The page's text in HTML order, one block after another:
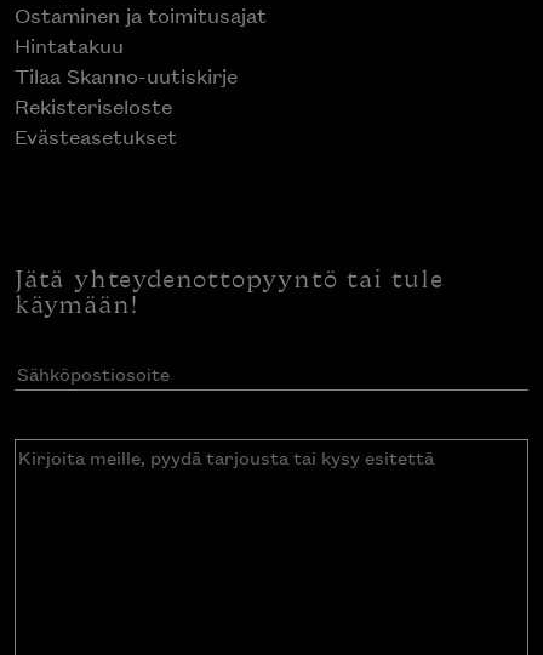
Ostaminen ja toimitusajat
Hintatakuu
Tilaa Skanno-uutiskirje
Rekisteriseloste
Evästeasetukset
Jätä yhteydenottopyyntö tai tule
käymään!
Sähköpostiosoite(Pakollinen)
Kirjoita